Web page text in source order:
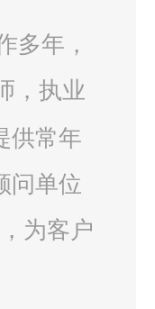
多年，
，执业
供常年
问单位
为客户